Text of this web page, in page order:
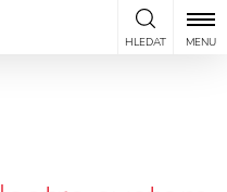
HLEDAT MENU